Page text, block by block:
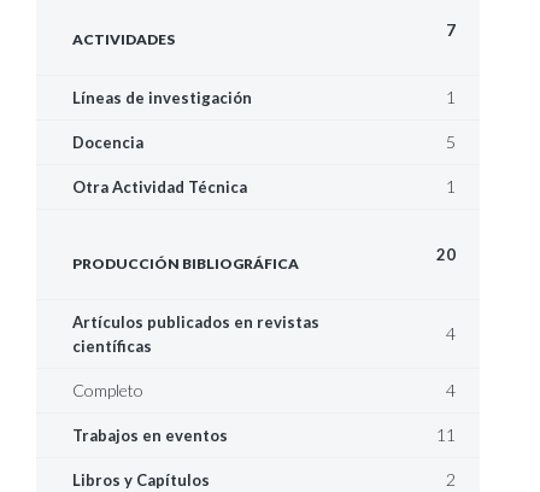
ACTIVIDADES 7
Líneas de investigación 1
Docencia 5
Otra Actividad Técnica 1
PRODUCCIÓN BIBLIOGRÁFICA 20
Artículos publicados en revistas
científicas
4
Completo 4
Trabajos en eventos 11
Libros y Capítulos 2